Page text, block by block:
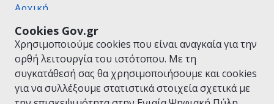
Cookies Gov.gr
Χρησιμοποιούμε cookies που είναι αναγκαία για την
ορθή λειτουργία του ιστότοπου. Με τη
συγκατάθεσή σας θα χρησιμοποιήσουμε και cookies
για να συλλέξουμε στατιστικά στοιχεία σχετικά με
Αρχική
Όροι Χρήσης
Πολιτική Απορρήτου
Δήλωση προσβασιμότητας
Πολιτική cookies
Προτάσεις για το gov.gr